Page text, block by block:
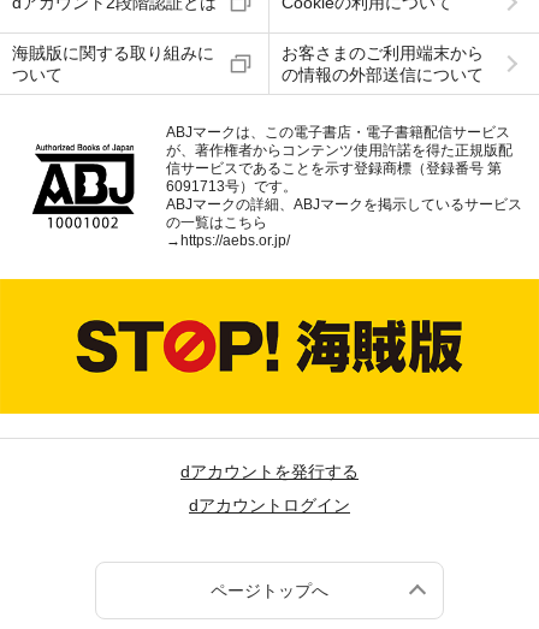
海賊版に関する取り組みに
ついて
お客さまのご利用端末から
の情報の外部送信について
ABJマークは、この電子書店・電子書籍配信サービス
が、著作権者からコンテンツ使用許諾を得た正規版配
信サービスであることを示す登録商標（登録番号 第
6091713号）です。
ABJマークの詳細、ABJマークを掲示しているサービス
の一覧はこちら
→https://aebs.or.jp/
dアカウントを発行する
dアカウントログイン
ページトップへ